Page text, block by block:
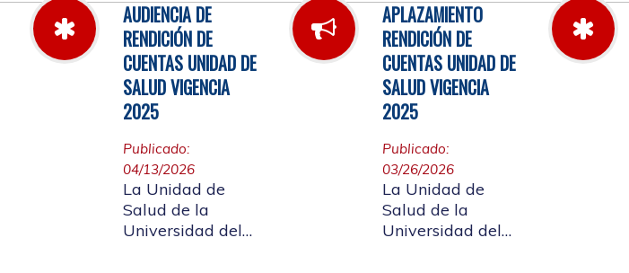
AUDIENCIA DE
RENDICIÓN DE
CUENTAS UNIDAD DE
SALUD VIGENCIA
2025
Publicado:
04/13/2026
La Unidad de
Salud de la
Universidad del
APLAZAMIENTO
RENDICIÓN DE
CUENTAS UNIDAD DE
SALUD VIGENCIA
2025
Publicado:
03/26/2026
La Unidad de
Salud de la
Universidad del